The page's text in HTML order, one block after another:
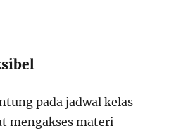
pada jadwal kelas
mengakses materi